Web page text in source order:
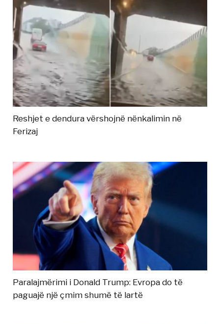
Reshjet e dendura vërshojnë nënkalimin në
Ferizaj
Paralajmërimi i Donald Trump: Evropa do të
paguajë një çmim shumë të lartë